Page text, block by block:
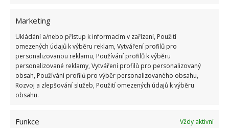
Marketing
Ukládání a/nebo přístup k informacím v zařízení, Použití
omezených údajů k výběru reklam, Vytváření profilů pro
personalizovanou reklamu, Používání profilů k výběru
personalizované reklamy, Vytváření profilů pro personalizovaný
obsah, Používání profilů pro výběr personalizovaného obsahu,
Rozvoj a zlepšování služeb, Použití omezených údajů k výběru
obsahu.
Funkce
Vždy aktivní
oloupaného česneku, potom přidáte čajový sáček, a
nakonec necháte vychladnout.
Když se směs ochladí, stačí ji nalít do záchodu a
nechat ji působit celou noc. Odolné skvrny by po
prvním použití měly zmizet, ale pro dosažení
čištění česnekem opakovat alespoň dvakrát a